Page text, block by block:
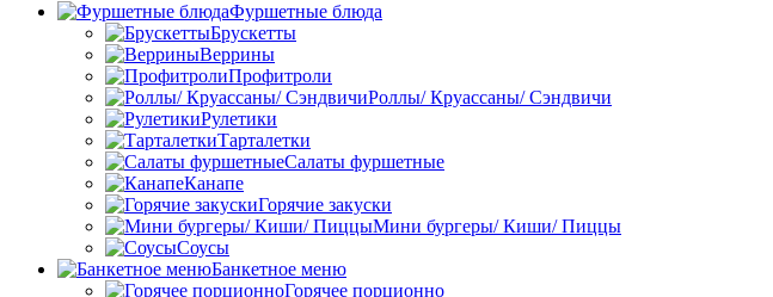
Фуршетные блюда
Брускетты
Веррины
Профитроли
Роллы/ Круассаны/ Сэндвичи
Рулетики
Тарталетки
Салаты фуршетные
Канапе
Горячие закуски
Мини бургеры/ Киши/ Пиццы
Соусы
Банкетное меню
Горячее порционно